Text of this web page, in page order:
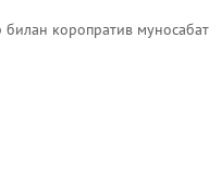
коропратив